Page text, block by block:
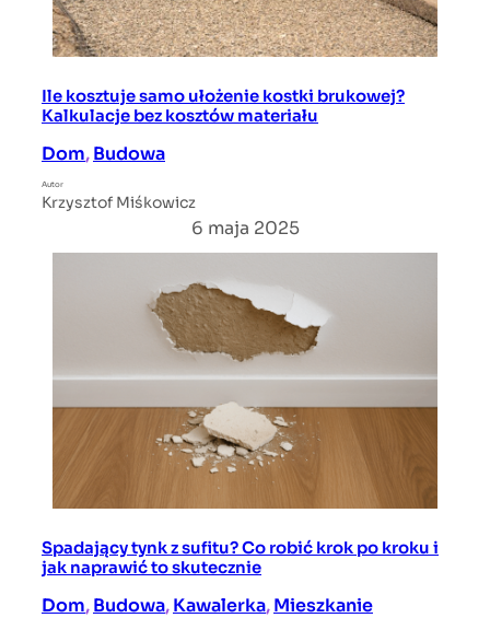
Ile kosztuje samo ułożenie kostki brukowej?
Kalkulacje bez kosztów materiału
Dom, Budowa
Autor
Krzysztof Miśkowicz
6 maja 2025
Spadający tynk z sufitu? Co robić krok po kroku i
jak naprawić to skutecznie
Dom, Budowa, Kawalerka, Mieszkanie